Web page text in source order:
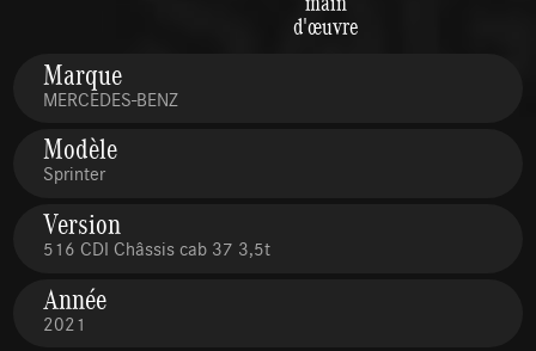
d'œuvre
Marque
MERCEDES-BENZ
Modèle
Sprinter
Version
516 CDI Châssis cab 37 3,5t
Année
2021